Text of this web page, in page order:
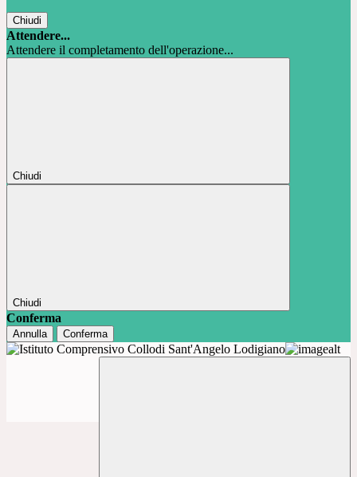
Chiudi
Attendere...
Attendere il completamento dell'operazione...
Chiudi
Chiudi
Conferma
Annulla Conferma